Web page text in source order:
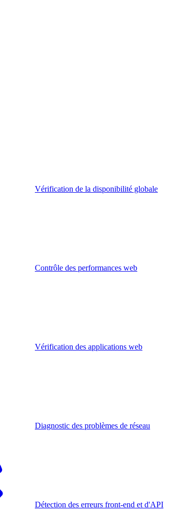
Vérification de la disponibilité globale
Contrôle des performances web
Vérification des applications web
Diagnostic des problèmes de réseau
Détection des erreurs front-end et d'API